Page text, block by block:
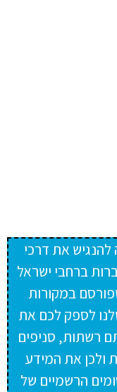
את דרכי
ברחבי ישראל
במקורות
לספק לכם את
רשתות, סניפים
ולכן את המידע
הרשמיים של